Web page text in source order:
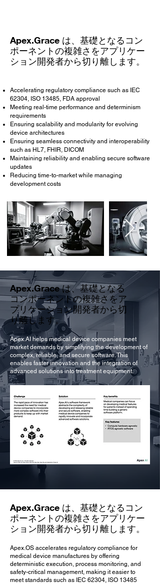
Apex.Grace は、基礎となるコン
ポーネントの複雑さをアプリケー
ション開発者から切り離します。
Accelerating regulatory compliance such as IEC
62304, ISO 13485, FDA approval
Meeting real-time performance and determinism
requirements
Ensuring scalability and modularity for evolving
device architectures
Ensuring seamless connectivity and interoperability
such as HL7, FHIR, DICOM
Maintaining reliability and enabling secure software
updates
Reducing time-to-market while managing
development costs
Apex.Grace は、基礎となる
コンポーネントの複雑さをア
プリケーション開発者から切
り離します。
Apex.AI helps medical device companies meet
market demands by simplifying the development of
complex, reliable, and secure software. This
enables faster innovation and the integration of
advanced solutions into treatment equipment.
Apex.Grace は、基礎となるコン
ポーネントの複雑さをアプリケー
ション開発者から切り離します。
Apex.OS accelerates regulatory compliance for
medical device manufactures by offering
deterministic execution, process monitoring, and
safety-critical management, making it easier to
meet standards such as IEC 62304, ISO 13485